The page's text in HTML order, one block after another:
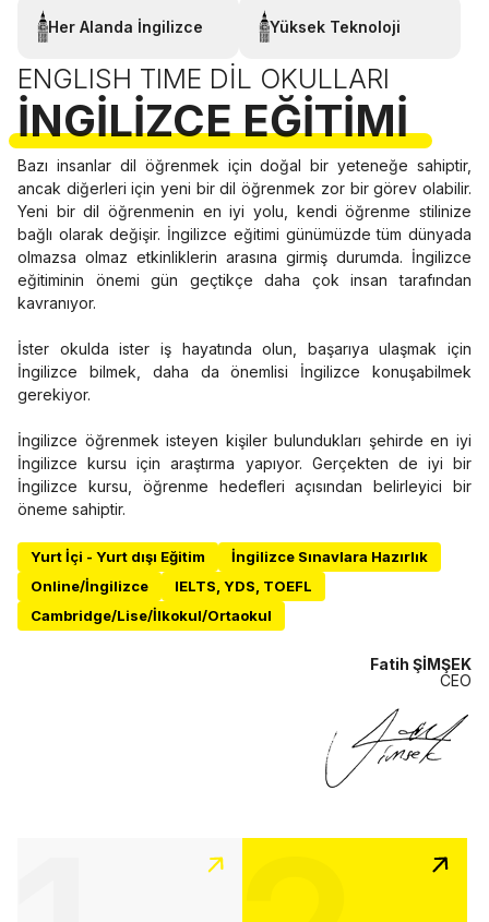
Her Alanda İngilizce Yüksek Teknoloji
ENGLISH TIME DIL OKULLARI
İNGILIZCE EĞITIMI
Bazı insanlar dil öğrenmek için doğal bir yeteneğe sahiptir,
ancak diğerleri için yeni bir dil öğrenmek zor bir görev olabilir.
Yeni bir dil öğrenmenin en iyi yolu, kendi öğrenme stilinize
bağlı olarak değişir. İngilizce eğitimi günümüzde tüm dünyada
olmazsa olmaz etkinliklerin arasına girmiş durumda. İngilizce
eğitiminin önemi gün geçtikçe daha çok insan tarafından
kavranıyor.
İster okulda ister iş hayatında olun, başarıya ulaşmak için
İngilizce bilmek, daha da önemlisi İngilizce konuşabilmek
gerekiyor.
İngilizce öğrenmek isteyen kişiler bulundukları şehirde en iyi
İngilizce kursu için araştırma yapıyor. Gerçekten de iyi bir
İngilizce kursu, öğrenme hedefleri açısından belirleyici bir
öneme sahiptir.
Yurt İçi - Yurt dışı Eğitim
İngilizce Sınavlara Hazırlık
Online/İngilizce
IELTS, YDS, TOEFL
Cambridge/Lise/İlkokul/Ortaokul
Fatih ŞİMŞEK
CEO